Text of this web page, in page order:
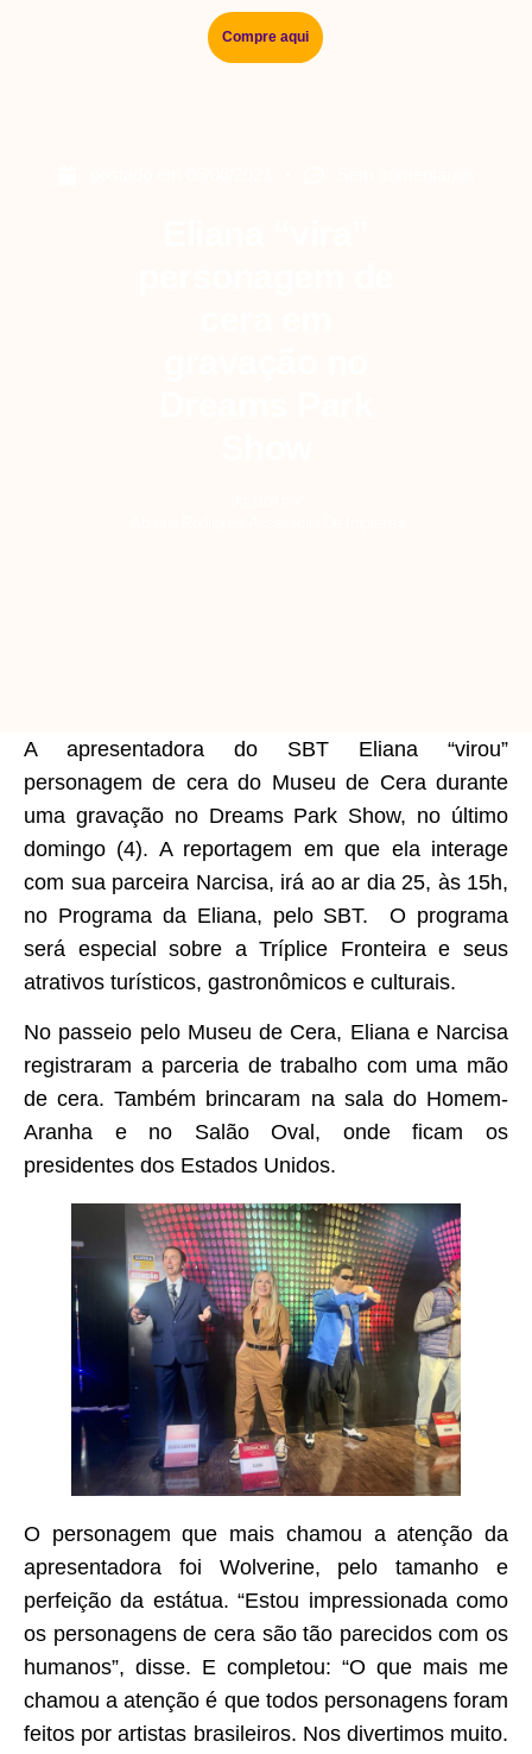
Compre aqui
A apresentadora do SBT Eliana “virou”
personagem de cera do Museu de Cera durante
uma gravação no Dreams Park Show, no último
domingo (4). A reportagem em que ela interage
com sua parceira Narcisa, irá ao ar dia 25, às 15h,
no Programa da Eliana, pelo SBT. O programa
será especial sobre a Tríplice Fronteira e seus
atrativos turísticos, gastronômicos e culturais.
No passeio pelo Museu de Cera, Eliana e Narcisa
registraram a parceria de trabalho com uma mão
de cera. Também brincaram na sala do Homem-
Aranha e no Salão Oval, onde ficam os
presidentes dos Estados Unidos.
O personagem que mais chamou a atenção da
apresentadora foi Wolverine, pelo tamanho e
perfeição da estátua. “Estou impressionada como
os personagens de cera são tão parecidos com os
humanos”, disse. E completou: “O que mais me
chamou a atenção é que todos personagens foram
feitos por artistas brasileiros. Nos divertimos muito.